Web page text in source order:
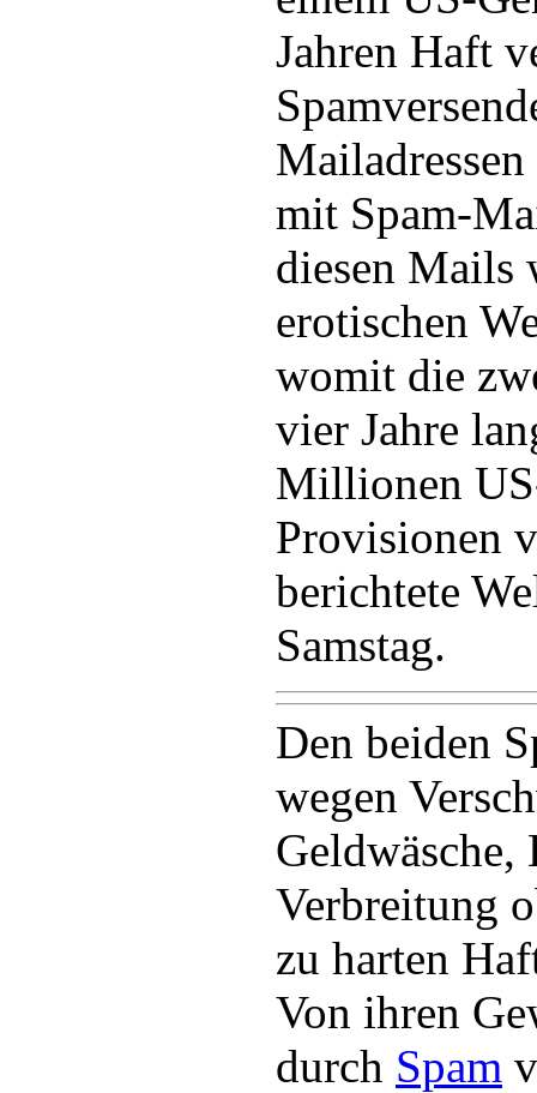
Jahren Haft
mit Spam-
diesen Mails
erotischen
womit die
vier Jahre
Millionen
Provisionen
berichtete
Samstag.
Den beiden
wegen
Geldwäsche,
Verbreitung
zu harten
Von ihren
durch Spam